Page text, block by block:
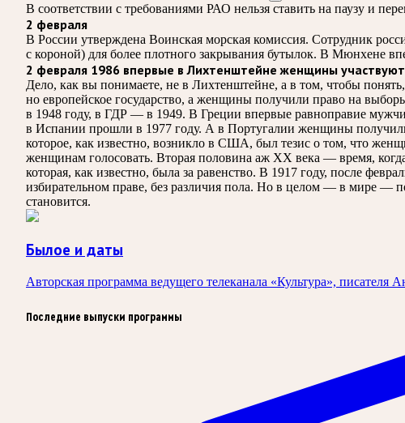
В соответствии с требованиями РАО нельзя ставить на паузу и
2 февраля
В России утверждена Воинская морская комиссия. Сотрудник
с короной) для более плотного закрывания бутылок. В Мюнхене
2 февраля 1986 впервые в Лихтенштейне женщины
Дело, как вы понимаете, не в Лихтенштейне, а в том, чтобы
но европейское государство, а женщины получили право на
в 1948 году, в ГДР — в 1949. В Греции впервые равноправие
в Испании прошли в 1977 году. А в Португалии женщины
которое, как известно, возникло в США, был тезис о том, что
женщинам голосовать. Вторая половина аж ХХ века — время,
которая, как известно, была за равенство. В 1917 году, после
избирательном праве, без различия пола. Но в целом — в мире —
становится.
Былое и даты
Авторская программа ведущего телеканала «Культура», писателя
Последние выпуски программы